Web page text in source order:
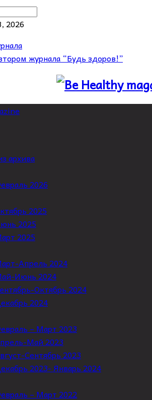
2026
журнала “Будь здоров!”
архива
2026
2025
2025
2025
Апрель 2024
Июнь 2024
Октябрь 2024
2024
– Март 2023
Май 2023
Сентябрь 2023
2023- Январь 2024
– Март 2022